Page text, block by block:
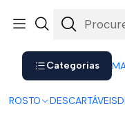
Categorias
ROSTO DESCARTÁVEIS
Shop now.